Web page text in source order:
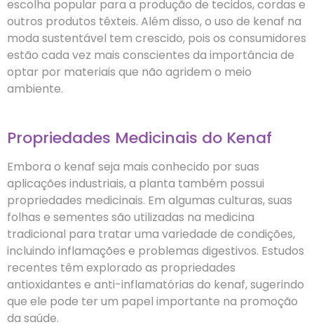
escolha popular para a produção de tecidos, cordas e
outros produtos têxteis. Além disso, o uso de kenaf na
moda sustentável tem crescido, pois os consumidores
estão cada vez mais conscientes da importância de
optar por materiais que não agridem o meio
ambiente.
Propriedades Medicinais do Kenaf
Embora o kenaf seja mais conhecido por suas
aplicações industriais, a planta também possui
propriedades medicinais. Em algumas culturas, suas
folhas e sementes são utilizadas na medicina
tradicional para tratar uma variedade de condições,
incluindo inflamações e problemas digestivos. Estudos
recentes têm explorado as propriedades
antioxidantes e anti-inflamatórias do kenaf, sugerindo
que ele pode ter um papel importante na promoção
da saúde.